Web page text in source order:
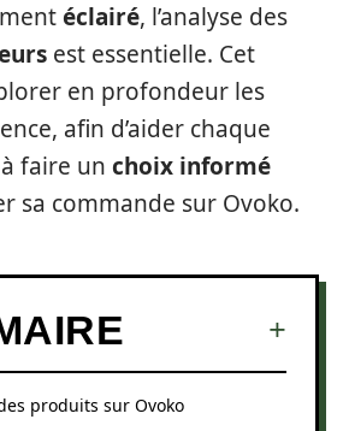
éclairé, l’analyse des
est essentielle. Cet
en profondeur les
afin d’aider chaque
faire un choix informé
sa commande sur Ovoko.
produits sur Ovoko